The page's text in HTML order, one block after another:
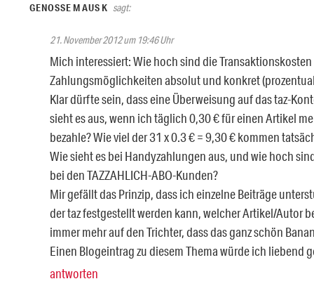
GENOSSE M AUS K sagt:
21. November 2012 um 19:46 Uhr
Mich interessiert: Wie hoch sind die
Zahlungsmöglichkeiten absolut und konkret
Klar dürfte sein, dass eine Überweisung auf das taz-
sieht es aus, wenn ich täglich 0,30 € für einen Artikel
bezahle? Wie viel der 31 x 0.3 € = 9,30 € kommen
Wie sieht es bei Handyzahlungen aus, und wie hoch
bei den TAZZAHLICH-ABO-Kunden?
Mir gefällt das Prinzip, dass ich einzelne Beiträge
der taz festgestellt werden kann, welcher Artikel/Autor
immer mehr auf den Trichter, dass das ganz schön
Einen Blogeintrag zu diesem Thema würde ich liebend
antworten